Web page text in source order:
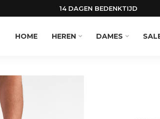
14 DAGEN BEDENKTIJD
HOME HEREN DAMES